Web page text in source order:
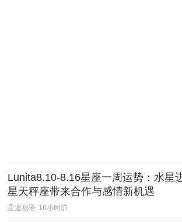
Lunita8.10-8.16星座一周运势：水星
星天秤座带来合作与感情新机遇
星途秘语 16小时前